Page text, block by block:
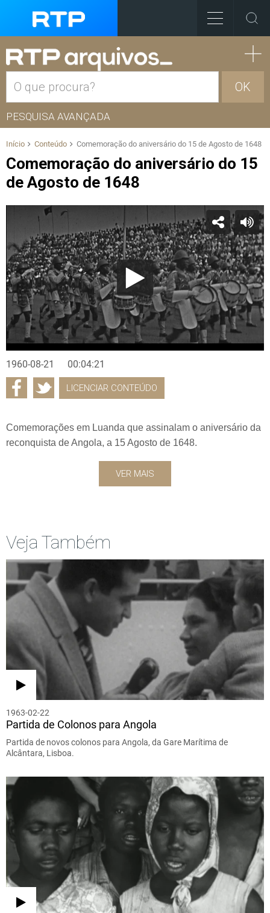
OK
PESQUISA AVANÇADA
Início Conteúdo Comemoração do aniversário do 15 de Agosto de 1648
Comemoração do aniversário do 15
de Agosto de 1648
1960-08-21 00:04:21
LICENCIAR CONTEÚDO
Comemorações em Luanda que assinalam o aniversário da
reconquista de Angola, a 15 Agosto de 1648.
VER MAIS
Veja Também
1963-02-22
Partida de Colonos para Angola
Partida de novos colonos para Angola, da Gare Marítima de
Alcântara, Lisboa.